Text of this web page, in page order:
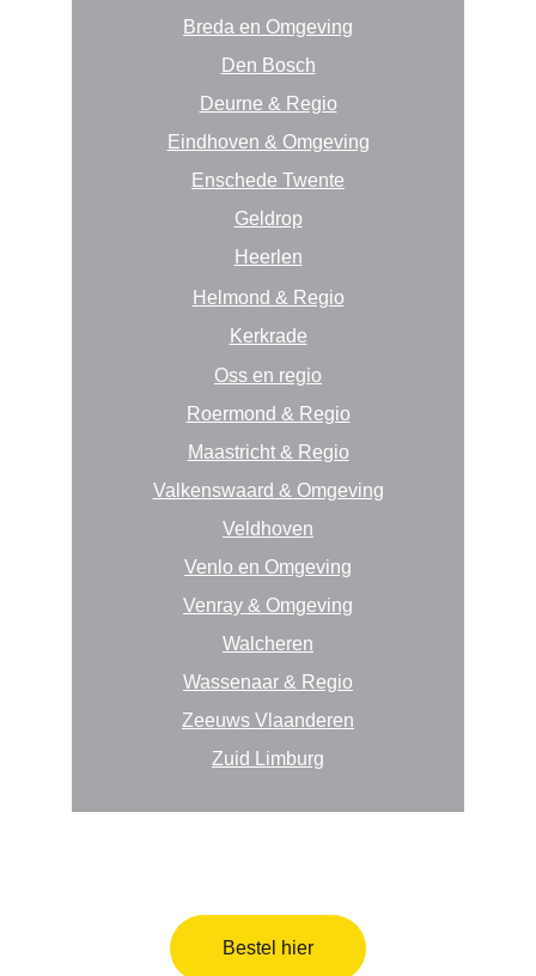
Bestel hier
Breda en Omgeving
Den Bosch
Deurne & Regio
Eindhoven & Omgeving
Enschede Twente
Geldrop
Heerlen
Helmond & Regio
Kerkrade
Oss en regio
Roermond & Regio
Maastricht & Regio
Valkenswaard & Omgeving
Veldhoven
Venlo en Omgeving
Venray & Omgeving
Walcheren
Wassenaar & Regio
Zeeuws Vlaanderen
Zuid Limburg